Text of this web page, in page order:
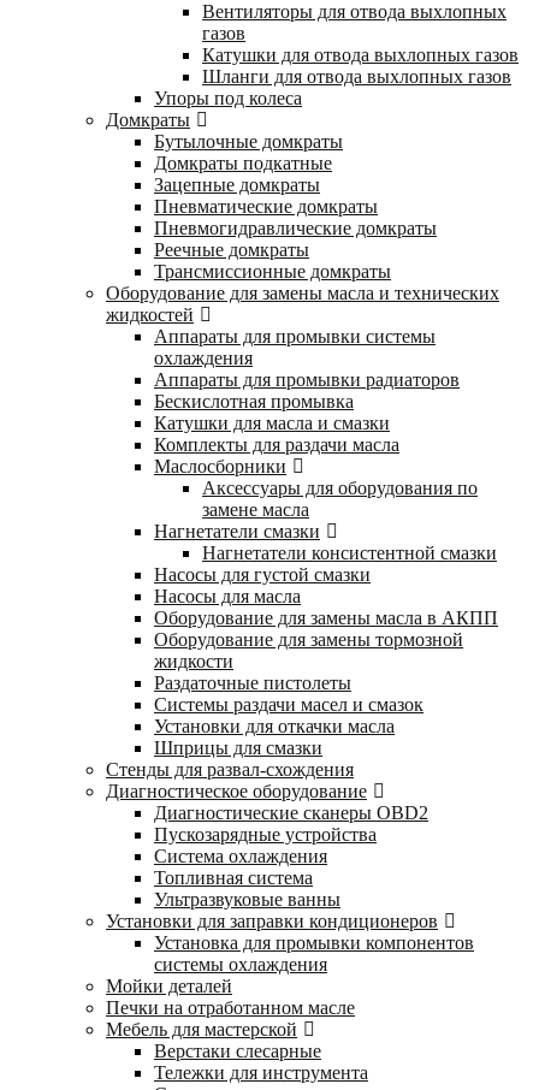
Вентиляторы для отвода выхлопных
газов
Катушки для отвода выхлопных газов
Шланги для отвода выхлопных газов
Упоры под колеса
Домкраты
Бутылочные домкраты
Домкраты подкатные
Зацепные домкраты
Пневматические домкраты
Пневмогидравлические домкраты
Реечные домкраты
Трансмиссионные домкраты
Оборудование для замены масла и технических
жидкостей
Аппараты для промывки системы
охлаждения
Аппараты для промывки радиаторов
Бескислотная промывка
Катушки для масла и смазки
Комплекты для раздачи масла
Маслосборники
Аксессуары для оборудования по
замене масла
Нагнетатели смазки
Нагнетатели консистентной смазки
Насосы для густой смазки
Насосы для масла
Оборудование для замены масла в АКПП
Оборудование для замены тормозной
жидкости
Раздаточные пистолеты
Системы раздачи масел и смазок
Установки для откачки масла
Шприцы для смазки
Стенды для развал-схождения
Диагностическое оборудование
Диагностические сканеры OBD2
Пускозарядные устройства
Система охлаждения
Топливная система
Ультразвуковые ванны
Установки для заправки кондиционеров
Установка для промывки компонентов
системы охлаждения
Мойки деталей
Печки на отработанном масле
Мебель для мастерской
Верстаки слесарные
Тележки для инструмента